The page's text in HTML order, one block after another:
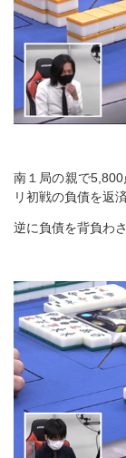
南１局の親で
リ初戦の負債を返済
逆に負債を背負わ